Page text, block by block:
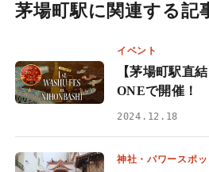
茅場町駅に関連する記
イベント
【茅場町駅直
ONEで開催！
2024.12.18
神社・パワースポッ